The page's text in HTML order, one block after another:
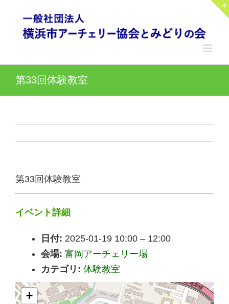
content
第33回体験教室
第33回体験教室
イベント詳細
日付: 2025-01-19 10:00 – 12:00
会場: 富岡アーチェリー場
カテゴリ: 体験教室
+